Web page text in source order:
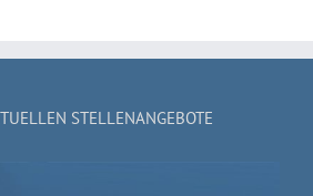
STELLENANGEBOTE